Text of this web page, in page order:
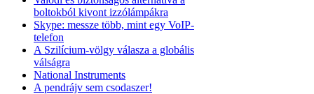
boltokból kivont izzólámpákra
Skype: messze több, mint egy VoIP-
telefon
A Szilícium-völgy válasza a globális
válságra
National Instruments
A pendrájv sem csodaszer!